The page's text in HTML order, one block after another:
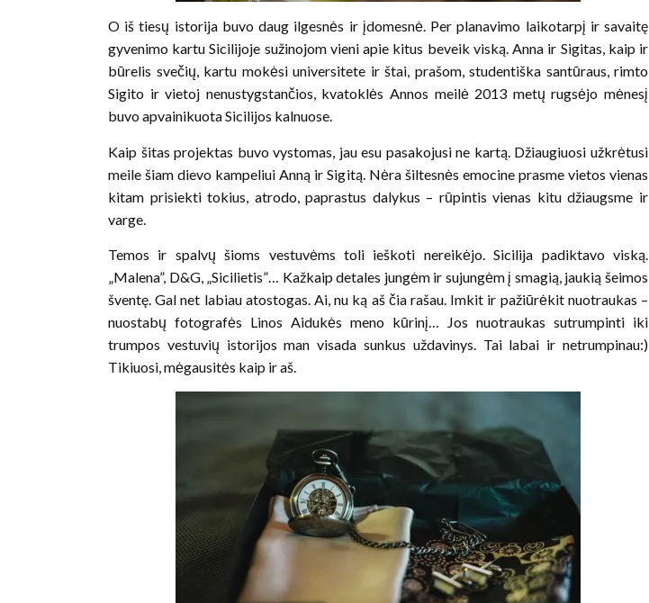
O iš tiesų istorija buvo daug ilgesnės ir įdomesnė. Per planavimo laikotarpį ir savaitę
gyvenimo kartu Sicilijoje sužinojom vieni apie kitus beveik viską. Anna ir Sigitas, kaip ir
būrelis svečių, kartu mokėsi universitete ir štai, prašom, studentiška santūraus, rimto
Sigito ir vietoj nenustygstančios, kvatoklės Annos meilė 2013 metų rugsėjo mėnesį
buvo apvainikuota Sicilijos kalnuose.
Kaip šitas projektas buvo vystomas, jau esu pasakojusi ne kartą. Džiaugiuosi užkrėtusi
meile šiam dievo kampeliui Anną ir Sigitą. Nėra šiltesnės emocine prasme vietos vienas
kitam prisiekti tokius, atrodo, paprastus dalykus – rūpintis vienas kitu džiaugsme ir
varge.
Temos ir spalvų šioms vestuvėms toli ieškoti nereikėjo. Sicilija padiktavo viską.
„Malena”, D&G, „Sicilietis”… Kažkaip detales jungėm ir sujungėm į smagią, jaukią šeimos
šventę. Gal net labiau atostogas. Ai, nu ką aš čia rašau. Imkit ir pažiūrėkit nuotraukas –
nuostabų fotografės Linos Aidukės meno kūrinį… Jos nuotraukas sutrumpinti iki
trumpos vestuvių istorijos man visada sunkus uždavinys. Tai labai ir netrumpinau:)
Tikiuosi, mėgausitės kaip ir aš.